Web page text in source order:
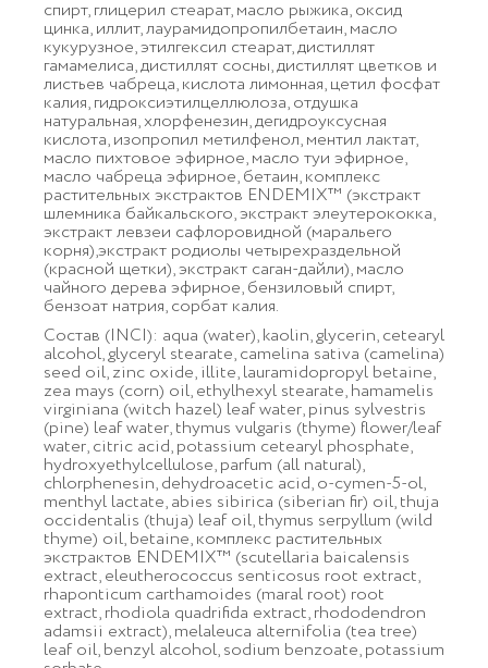
спирт, глицерил стеарат, масло рыжика, оксид
цинка, иллит, лаурамидопропилбетаин, масло
кукурузное, этилгексил стеарат, дистиллят
гамамелиса, дистиллят сосны, дистиллят цветков и
листьев чабреца, кислота лимонная, цетил фосфат
калия, гидроксиэтилцеллюлоза, отдушка
натуральная, хлорфенезин, дегидроуксусная
кислота, изопропил метилфенол, ментил лактат,
масло пихтовое эфирное, масло туи эфирное,
масло чабреца эфирное, бетаин, комплекс
растительных экстрактов ENDEMIX™ (экстракт
шлемника байкальского, экстракт элеутерококка,
экстракт левзеи сафлоровидной (маральего
корня),экстракт родиолы четырехраздельной
(красной щетки), экстракт саган-дайли), масло
чайного дерева эфирное, бензиловый спирт,
бензоат натрия, сорбат калия.
Состав (INCI): aqua (water), kaolin, glycerin, cetearyl
alcohol, glyceryl stearate, camelina sativa (camelina)
seed oil, zinc oxide, illite, lauramidopropyl betaine,
zea mays (corn) oil, ethylhexyl stearate, hamamelis
virginiana (witch hazel) leaf water, pinus sylvestris
(pine) leaf water, thymus vulgaris (thyme) flower/leaf
water, citric acid, potassium cetearyl phosphate,
hydroxyethylcellulose, parfum (all natural),
chlorphenesin, dehydroacetic acid, o-cymen-5-ol,
menthyl lactate, abies sibirica (siberian fir) oil, thuja
occidentalis (thuja) leaf oil, thymus serpyllum (wild
thyme) oil, betaine, комплекс растительных
экстрактов ENDEMIX™ (scutellaria baicalensis
extract, eleutherococcus senticosus root extract,
rhaponticum carthamoides (maral root) root
extract, rhodiola quadrifida extract, rhododendron
adamsii extract), melaleuca alternifolia (tea tree)
leaf oil, benzyl alcohol, sodium benzoate, potassium